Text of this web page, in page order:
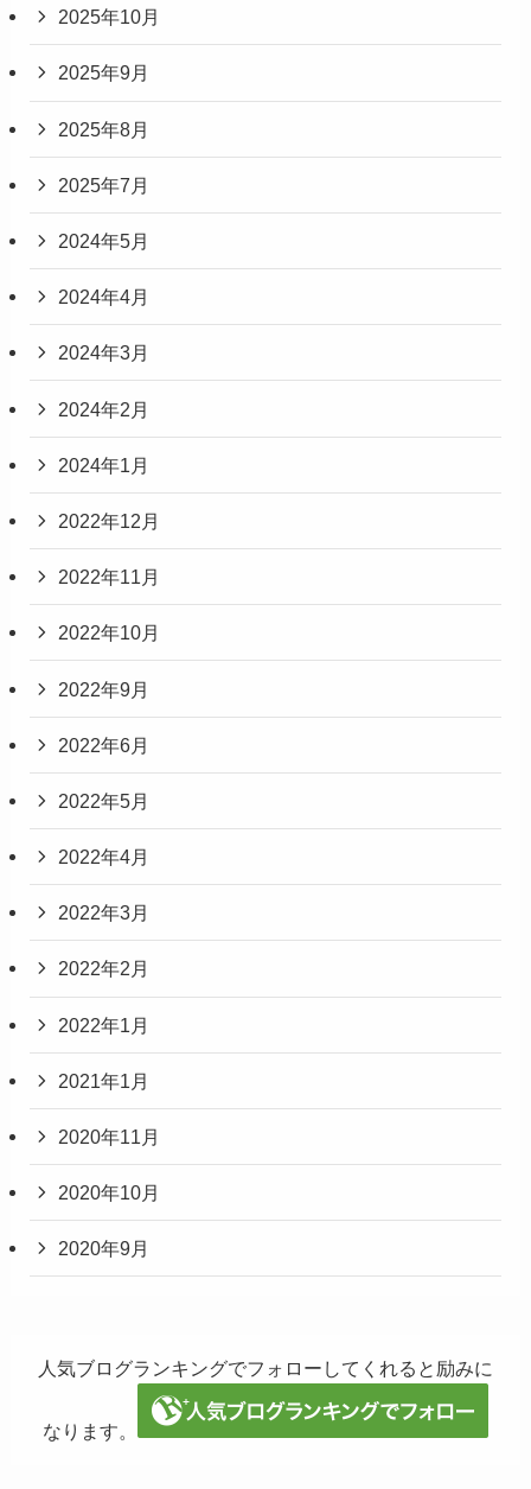
2025年10月
2025年9月
2025年8月
2025年7月
2024年5月
2024年4月
2024年3月
2024年2月
2024年1月
2022年12月
2022年11月
2022年10月
2022年9月
2022年6月
2022年5月
2022年4月
2022年3月
2022年2月
2022年1月
2021年1月
2020年11月
2020年10月
2020年9月
人気ブログランキングでフォローしてくれると励みに
なります。